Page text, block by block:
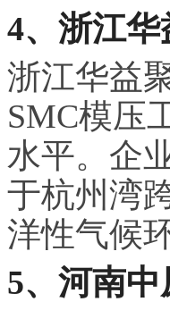
4、浙江
浙江华益
SMC模压
水平。企
于杭州湾
洋性气候
5、河南